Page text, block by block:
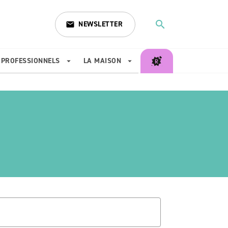
email NEWSLETTER search
PROFESSIONNELS arrow_drop_down LA MAISON arrow_drop_down
search